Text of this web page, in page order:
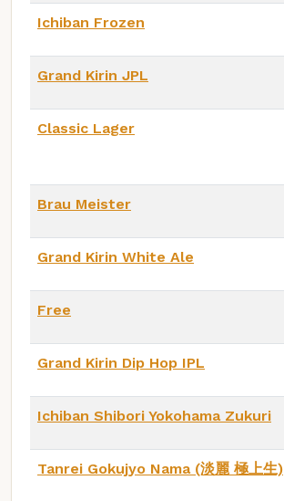
Ichiban Frozen
Grand Kirin JPL
Classic Lager
Brau Meister
Grand Kirin White Ale
Free
Grand Kirin Dip Hop IPL
Ichiban Shibori Yokohama Zukuri
Tanrei Gokujyo Nama (淡麗 極上生)